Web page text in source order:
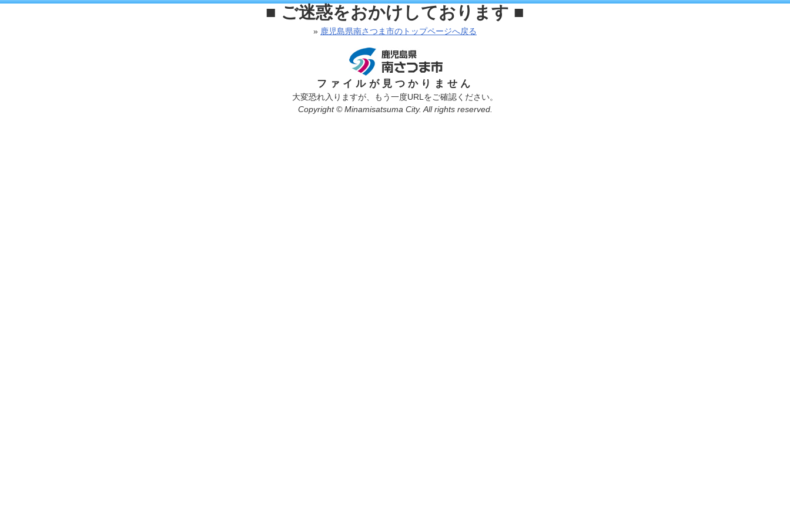
■ ご迷惑をおかけしております ■
» 鹿児島県南さつま市のトップページへ戻る
ファイルが見つかりません
大変恐れ入りますが、もう一度URLをご確認ください。
Copyright © Minamisatsuma City. All rights reserved.